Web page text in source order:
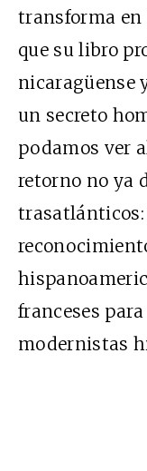
transforma en
que su libro
nicaragüense
un secreto
podamos ver
retorno no ya
franceses
modernistas